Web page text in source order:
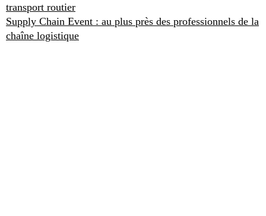
transport routier
Supply Chain Event : au plus près des professionnels de la
chaîne logistique